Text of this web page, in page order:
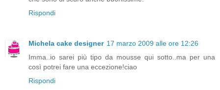
Rispondi
Michela cake designer 17 marzo 2009 alle ore 12:26
Imma..io sarei più tipo da mousse qui sotto..ma per una
così potrei fare una eccezione!ciao
Rispondi